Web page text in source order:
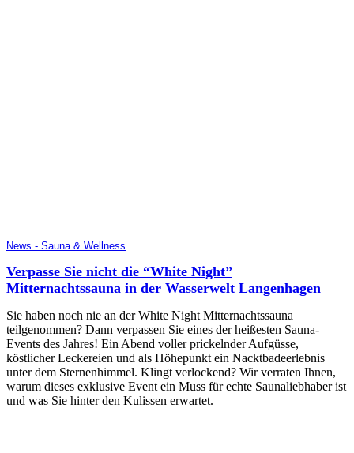
News - Sauna & Wellness
Verpasse Sie nicht die “White Night”
Mitternachtssauna in der Wasserwelt Langenhagen
Sie haben noch nie an der White Night Mitternachtssauna
teilgenommen? Dann verpassen Sie eines der heißesten Sauna-
Events des Jahres! Ein Abend voller prickelnder Aufgüsse,
köstlicher Leckereien und als Höhepunkt ein Nacktbadeerlebnis
unter dem Sternenhimmel. Klingt verlockend? Wir verraten Ihnen,
warum dieses exklusive Event ein Muss für echte Saunaliebhaber ist
und was Sie hinter den Kulissen erwartet.